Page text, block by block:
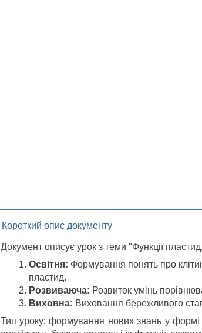
Короткий опис документу
Документ описує урок з теми "Функції
Освітня: Формування понять про
пластид.
Розвиваюча: Розвиток умінь
Виховна: Виховання бережливого
Тип уроку: формування нових знань у